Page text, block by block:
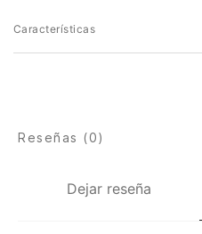
Características
Dejar reseña
Reseñas (0)